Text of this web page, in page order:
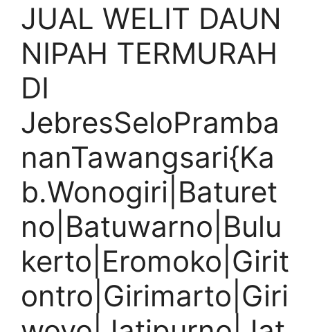
JUAL WELIT DAUN
NIPAH TERMURAH
DI
JebresSeloPramba
nanTawangsari{Ka
b.Wonogiri|Baturet
no|Batuwarno|Bulu
kerto|Eromoko|Girit
ontro|Girimarto|Giri